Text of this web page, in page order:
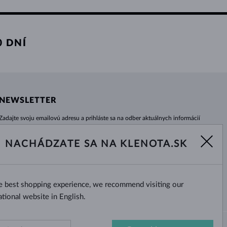
DNÍ
NEWSLETTER
svoju emailovú adresu a prihláste sa na odber aktuálnych informácií
Žiadna novinka, akcia či zľava Vám už neunikne!
Áno, chcem dostávať zaujímavé novinky na e-mail.
NACHÁDZATE SA NA KLENOTA.SK
best shopping experience, we recommend visiting our
website in English.